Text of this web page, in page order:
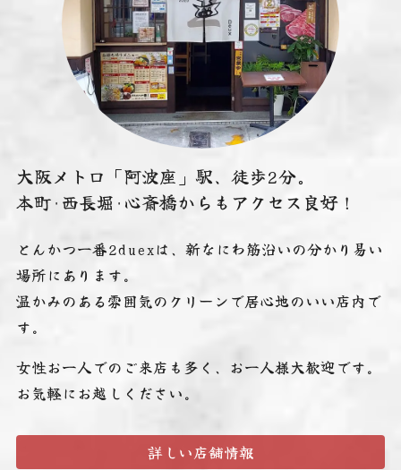
大阪メトロ「阿波座」駅、徒歩2分。
本町･西長堀･心斎橋からもアクセス良好！
とんかつ一番2duexは、新なにわ筋沿いの分かり易い
場所にあります。
温かみのある雰囲気のクリーンで居心地のいい店内で
す。
女性お一人でのご来店も多く、お一人様大歓迎です。
お気軽にお越しください。
詳しい店舗情報